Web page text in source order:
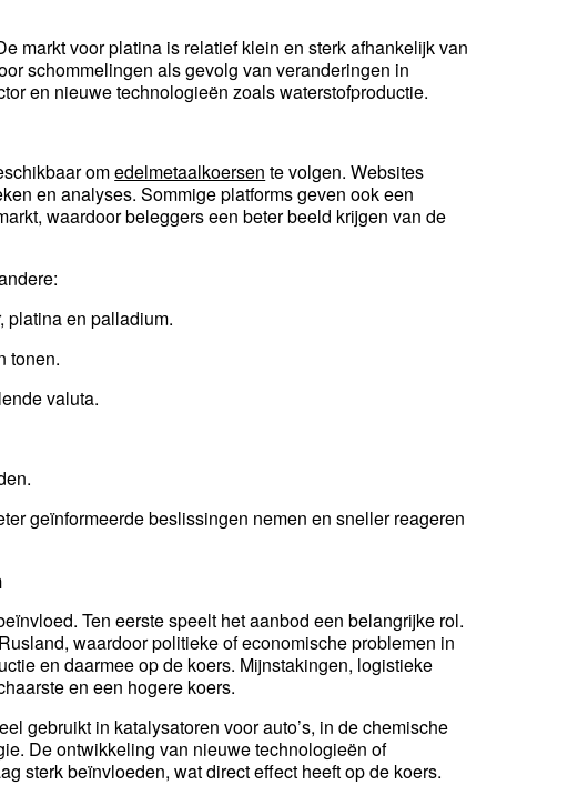
markt voor platina is relatief klein en sterk afhankelijk van
schommelingen als gevolg van veranderingen in
en nieuwe technologieën zoals waterstofproductie.
omedelmetaalkoersen te volgen. Websites
en analyses. Sommige platforms geven ook een
waardoor beleggers een beter beeld krijgen van de
platina en palladium.
tonen.
valuta.
geïnformeerde beslissingen nemen en sneller reageren
Ten eerste speelt het aanbod een belangrijke rol.
waardoor politieke of economische problemen in
en daarmee op de koers. Mijnstakingen, logistieke
en een hogere koers.
gebruikt in katalysatoren voor auto’s, in de chemische
De ontwikkeling van nieuwe technologieën of
sterk beïnvloeden, wat direct effect heeft op de koers.